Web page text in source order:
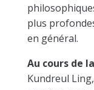
plus
en général.
Au cours de
Kundreul